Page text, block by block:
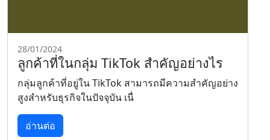
28/01/2024
ลูกค้าที่ในกลุ่ม TikTok สำคัญอย่างไร
กลุ่มลูกค้าที่อยู่ใน TikTok สามารถมีความสำคัญอย่าง
สูงสำหรับธุรกิจในปัจจุบัน เนื่
อ่านต่อ